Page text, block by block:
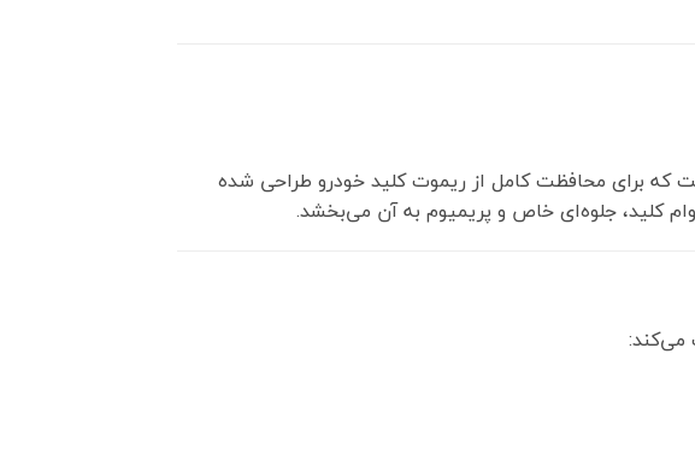
برای محافظت کامل از ریموت کلید خودرو طراحی شده
کلید، جلوه‌ای خاص و پریمیوم به آن می‌بخشد.
می‌کند: